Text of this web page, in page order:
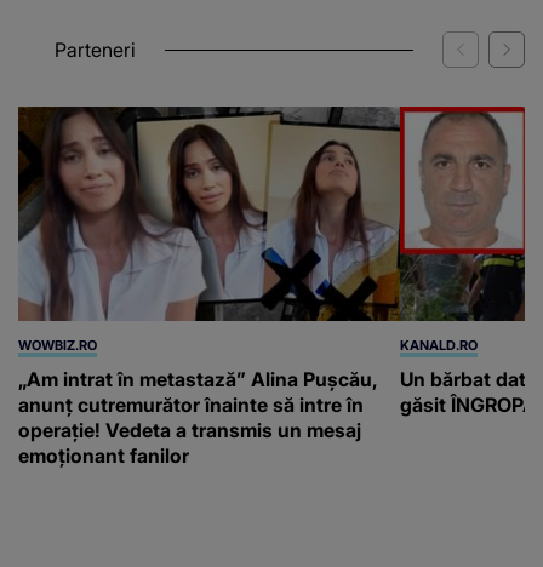
Parteneri
WOWBIZ.RO
„Am intrat în metastază” Alina Pușcău,
anunț cutremurător înainte să intre în
operație! Vedeta a transmis un mesaj
emoționant fanilor
KANALD.RO
Un bărbat dat
găsit